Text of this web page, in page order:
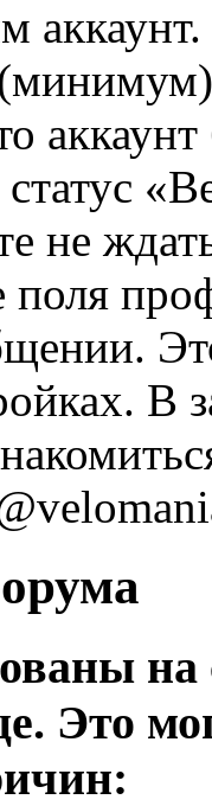
не
поля
В
на
Это